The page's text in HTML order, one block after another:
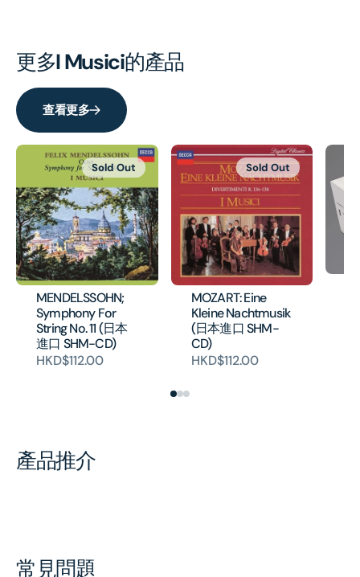
更多I Musici的產品
查看更多
MENDELSSOHN;
Symphony For
String No. 11 (日本
進口 SHM-CD)
HKD$112.00
Sold Out
MOZART: Eine
Kleine Nachtmusik
(日本進口 SHM-
CD)
HKD$112.00
Sold Out
產品推介
常見問題